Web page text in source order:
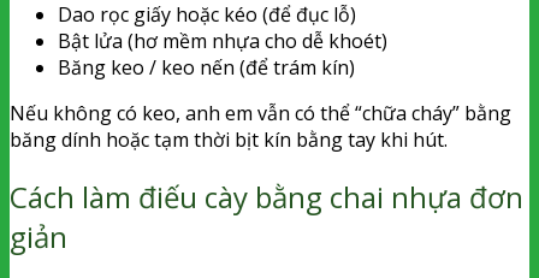
Dao rọc giấy hoặc kéo (để đục lỗ)
Bật lửa (hơ mềm nhựa cho dễ khoét)
Băng keo / keo nến (để trám kín)
Nếu không có keo, anh em vẫn có thể “chữa cháy” bằng
băng dính hoặc tạm thời bịt kín bằng tay khi hút.
Cách làm điếu cày bằng chai nhựa đơn
giản